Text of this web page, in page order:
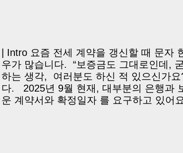
Have you ever thought like this?
| Intro 요즘 전세 계약을 갱신할 때 문자
우가 많습니다. “보증금도 그대로인데,
하는 생각, 여러분도 하신 적 있으신가
다. 2025년 9월 현재, 대부분의 은행과
운 계약서와 확정일자 를 요구하고 있어
계약의 효력부터, 확정일자와 보증보험